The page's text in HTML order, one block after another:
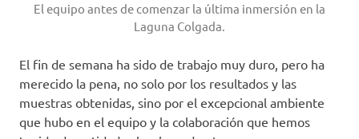
El equipo antes de comenzar la última inmersión en la
Laguna Colgada.
El fin de semana ha sido de trabajo muy duro, pero ha
merecido la pena, no solo por los resultados y las
muestras obtenidas, sino por el excepcional ambiente
que hubo en el equipo y la colaboración que hemos